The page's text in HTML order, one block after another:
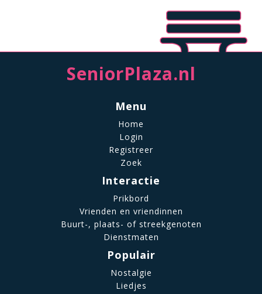
SeniorPlaza.nl
Menu
Home
Login
Registreer
Zoek
Interactie
Prikbord
Vrienden en vriendinnen
Buurt-, plaats- of streekgenoten
Dienstmaten
Populair
Nostalgie
Liedjes